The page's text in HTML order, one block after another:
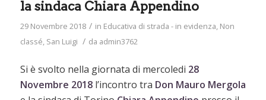
la sindaca Chiara Appendino
29 Novembre 2018 / in Educativa di strada - in evidenza, Non
classé, San Luigi / da admin3762
Si è svolto nella giornata di mercoledi 28
Novembre 2018l’incontro tra Don Mauro Mergola